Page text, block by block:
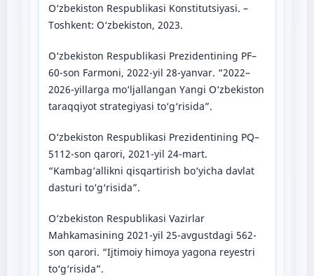
O‘zbekiston Respublikasi Konstitutsiyasi. –
Toshkent: O‘zbekiston, 2023.
O‘zbekiston Respublikasi Prezidentining PF–
60-son Farmoni, 2022-yil 28-yanvar. “2022–
2026-yillarga mo‘ljallangan Yangi O‘zbekiston
taraqqiyot strategiyasi to‘g‘risida”.
O‘zbekiston Respublikasi Prezidentining PQ–
5112-son qarori, 2021-yil 24-mart.
“Kambag‘allikni qisqartirish bo‘yicha davlat
dasturi to‘g‘risida”.
O‘zbekiston Respublikasi Vazirlar
Mahkamasining 2021-yil 25-avgustdagi 562-
son qarori. “Ijtimoiy himoya yagona reyestri
to‘g‘risida”.